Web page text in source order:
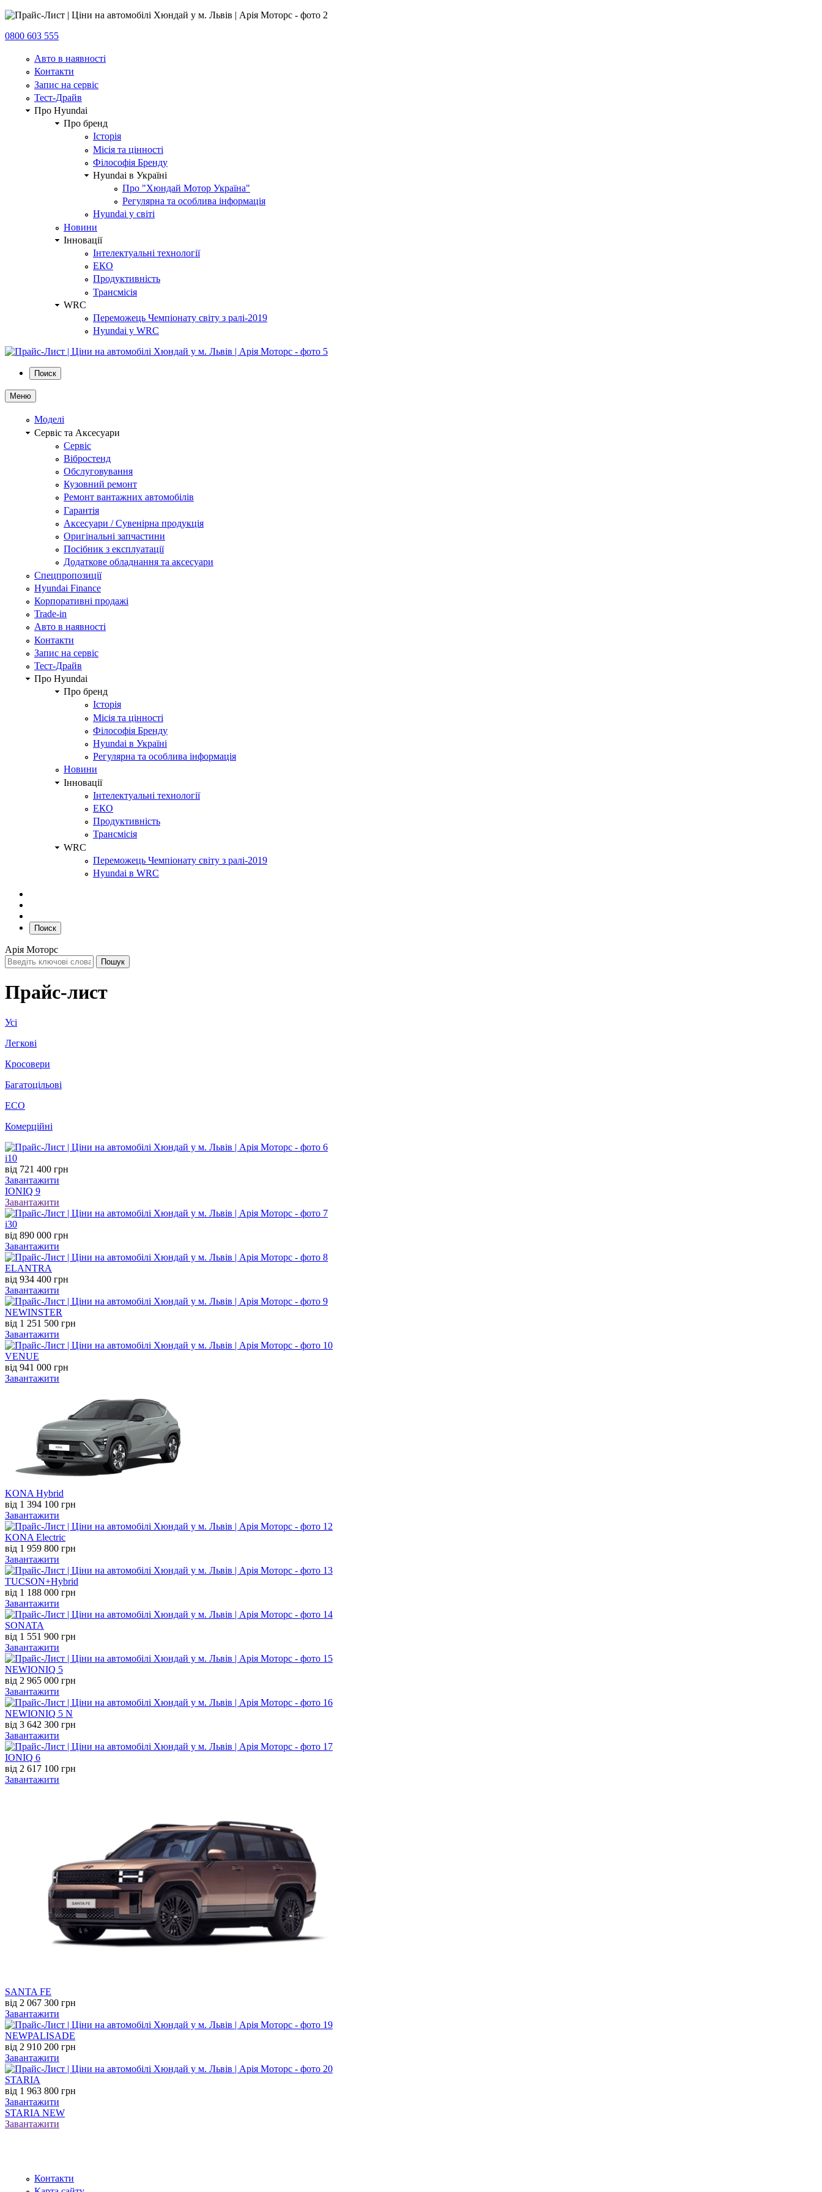
0800 603 555
Авто в наявності
Контакти
Запис на сервіс
Тест-Драйв
Про Hyundai
Про бренд
Історія
Місія та цінності
Філософія Бренду
Hyundai в Україні
Про "Хюндай Мотор Україна"
Регулярна та особлива інформація
Hyundai у світі
Новини
Інновації
Інтелектуальні технології
ЕКО
Продуктивність
Трансмісія
WRC
Переможець Чемпіонату світу з ралі-2019
Hyundai у WRC
Поиск
Меню
Моделі
Сервіс та Аксесуари
Сервіс
Вібростенд
Обслуговування
Кузовний ремонт
Ремонт вантажних автомобілів
Гарантія
Аксесуари / Сувенірна продукція
Оригінальні запчастини
Посібник з експлуатації
Додаткове обладнання та аксесуари
Спецпропозиції
Hyundai Finance
Корпоративні продажі
Trade-in
Авто в наявності
Контакти
Запис на сервіс
Тест-Драйв
Про Hyundai
Про бренд
Історія
Місія та цінності
Філософія Бренду
Hyundai в Україні
Регулярна та особлива інформація
Новини
Інновації
Інтелектуальні технології
ЕКО
Продуктивність
Трансмісія
WRC
Переможець Чемпіонату світу з ралі-2019
Hyundai в WRC
Поиск
Арія Моторс
Прайс-лист
Усі
Легкові
Кросовери
Багатоцільові
ECO
Комерційні
i10
від 721 400 грн
Завантажити
IONIQ 9
Завантажити
i30
від 890 000 грн
Завантажити
ELANTRA
від 934 400 грн
Завантажити
NEWINSTER
від 1 251 500 грн
Завантажити
VENUE
від 941 000 грн
Завантажити
KONA Hybrid
від 1 394 100 грн
Завантажити
KONA Electric
від 1 959 800 грн
Завантажити
TUCSON+Hybrid
від 1 188 000 грн
Завантажити
SONATA
від 1 551 900 грн
Завантажити
NEWIONIQ 5
від 2 965 000 грн
Завантажити
NEWIONIQ 5 N
від 3 642 300 грн
Завантажити
IONIQ 6
від 2 617 100 грн
Завантажити
SANTA FE
від 2 067 300 грн
Завантажити
NEWPALISADE
від 2 910 200 грн
Завантажити
STARIA
від 1 963 800 грн
Завантажити
STARIA NEW
Завантажити
Контакти